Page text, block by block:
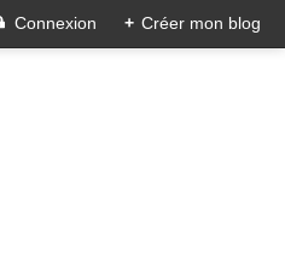
Connexion + Créer mon blog